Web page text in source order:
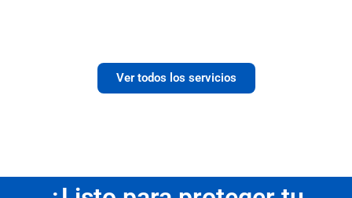
Ver todos los servicios